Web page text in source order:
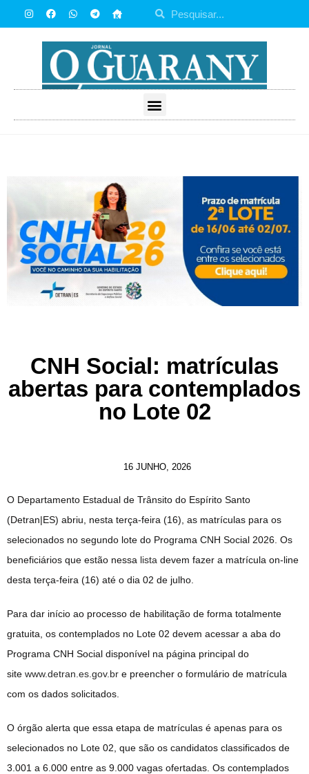
CNH Social: matrículas
abertas para contemplados
no Lote 02
16 JUNHO, 2026
O Departamento Estadual de Trânsito do Espírito Santo
(Detran|ES) abriu, nesta terça-feira (16), as matrículas para os
selecionados no segundo lote do Programa CNH Social 2026. Os
beneficiários que estão nessa lista devem fazer a matrícula on-line
desta terça-feira (16) até o dia 02 de julho.
Para dar início ao processo de habilitação de forma totalmente
gratuita, os contemplados no Lote 02 devem acessar a aba do
Programa CNH Social disponível na página principal do
site www.detran.es.gov.br e preencher o formulário de matrícula
com os dados solicitados.
O órgão alerta que essa etapa de matrículas é apenas para os
selecionados no Lote 02, que são os candidatos classificados de
3.001 a 6.000 entre as 9.000 vagas ofertadas. Os contemplados